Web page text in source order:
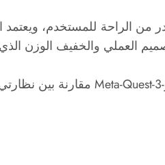
من الراحة للمستخدم،